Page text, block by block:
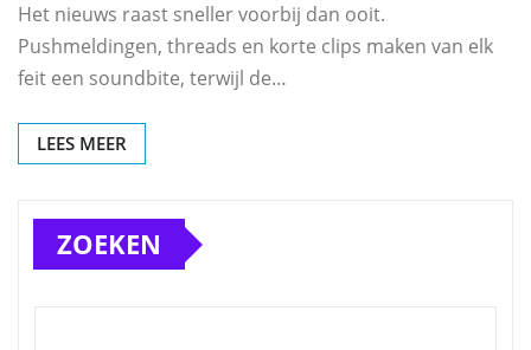
Het nieuws raast sneller voorbij dan ooit.
Pushmeldingen, threads en korte clips maken van elk
feit een soundbite, terwijl de…
LEES MEER
ZOEKEN